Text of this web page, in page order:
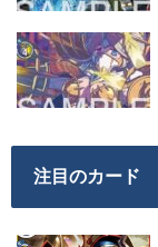
注目のカード